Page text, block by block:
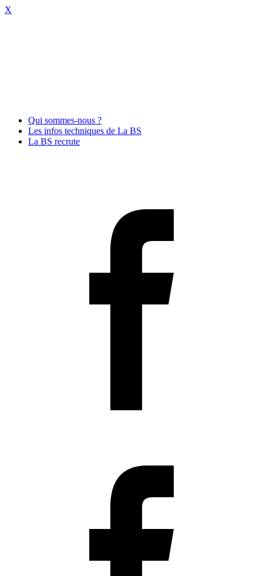
X
Qui sommes-nous ?
Les infos techniques de La BS
La BS recrute